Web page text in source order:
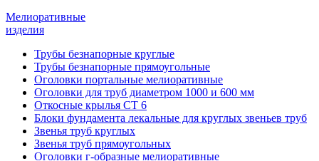
Мелиоративные
изделия
Трубы безнапорные круглые
Трубы безнапорные прямоугольные
Оголовки портальные мелиоративные
Оголовки для труб диаметром 1000 и 600 мм
Откосные крылья СТ 6
Блоки фундамента лекальные для круглых звеньев труб
Звенья труб круглых
Звенья труб прямоугольных
Оголовки г-образные мелиоративные